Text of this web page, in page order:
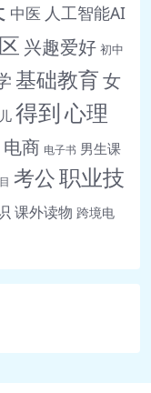
中医 人工智能AI
兴趣爱好 初中
基础教育女
得到心理
电商 电子书 男生课
考公职业技
课外读物 跨境电